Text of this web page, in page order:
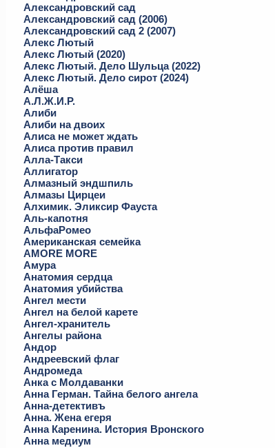
Александровский сад
Александровский сад (2006)
Александровский сад 2 (2007)
Алекс Лютый
Алекс Лютый (2020)
Алекс Лютый. Дело Шульца (2022)
Алекс Лютый. Дело сирот (2024)
Алёша
А.Л.Ж.И.Р.
Алиби
Алиби на двоих
Алиса не может ждать
Алиса против правил
Алла-Такси
Аллигатор
Алмазный эндшпиль
Алмазы Цирцеи
Алхимик. Эликсир Фауста
Аль-капотня
АльфаРомео
Американская семейка
AMORE MORE
Амура
Анатомия сердца
Анатомия убийства
Ангел мести
Ангел на белой карете
Ангел-хранитель
Ангелы района
Андор
Андреевский флаг
Андромеда
Анка с Молдаванки
Анна Герман. Тайна белого ангела
Анна-детективъ
Анна. Жена егеря
Анна Каренина. История Вронского
Анна медиум